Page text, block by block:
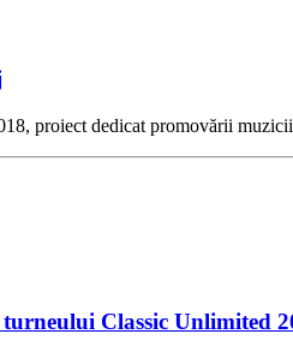
proiect dedicat promovării
Classic Unlimited